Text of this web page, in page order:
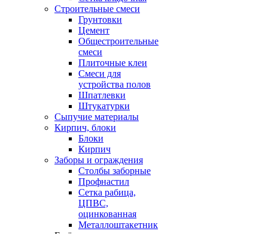
Строительные смеси
Грунтовки
Цемент
Общестроительные
смеси
Плиточные клеи
Смеси для
устройства полов
Шпатлевки
Штукатурки
Сыпучие материалы
Кирпич, блоки
Блоки
Кирпич
Заборы и ограждения
Столбы заборные
Профнастил
Сетка рабица,
ЦПВС,
оцинкованная
Металлоштакетник